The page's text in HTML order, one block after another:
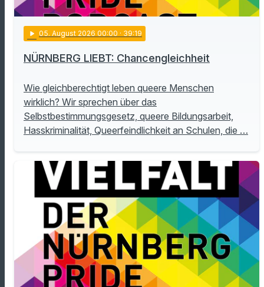
play_arrow 05. August 2026 00:00 · 39:19
NÜRNBERG LIEBT: Chancengleichheit
Wie gleichberechtigt leben queere Menschen
wirklich? Wir sprechen über das
Selbstbestimmungsgesetz, queere Bildungsarbeit,
Hasskriminalität, Queerfeindlichkeit an Schulen, die …